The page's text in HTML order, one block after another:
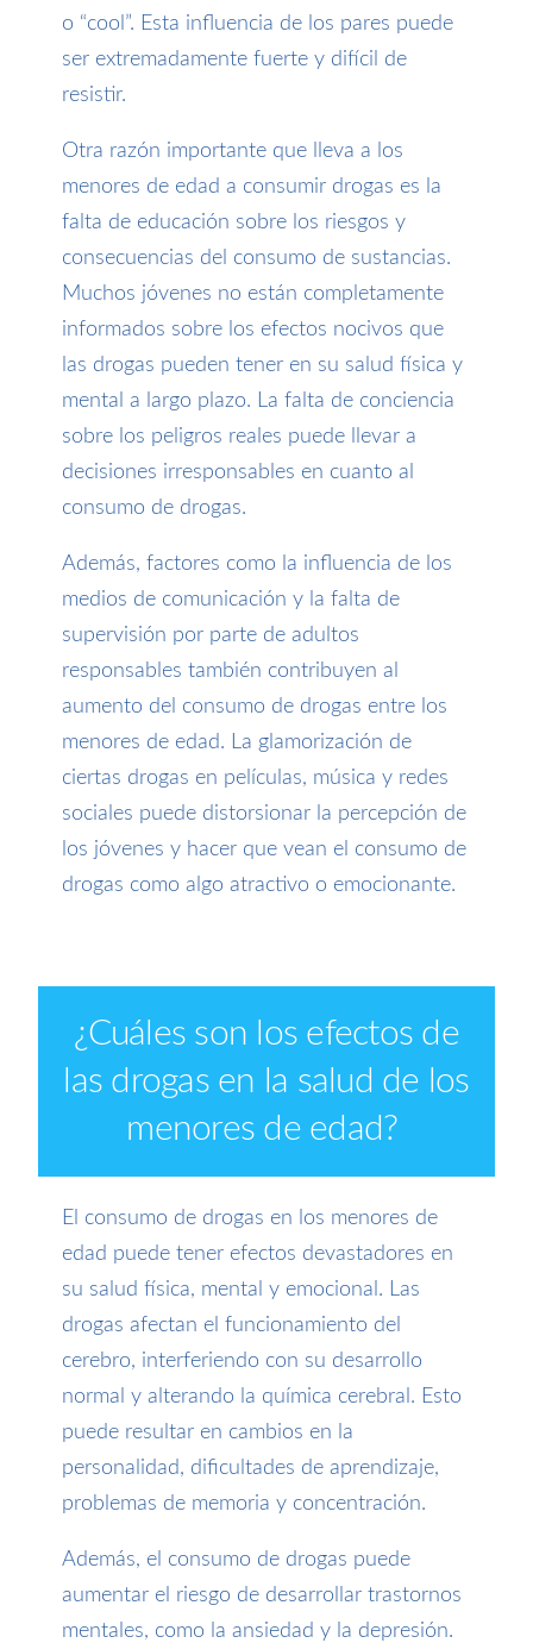
o “cool”. Esta influencia de los pares puede
ser extremadamente fuerte y difícil de
resistir.
Otra razón importante que lleva a los
menores de edad a consumir drogas es la
falta de educación sobre los riesgos y
consecuencias del consumo de sustancias.
Muchos jóvenes no están completamente
informados sobre los efectos nocivos que
las drogas pueden tener en su salud física y
mental a largo plazo. La falta de conciencia
sobre los peligros reales puede llevar a
decisiones irresponsables en cuanto al
consumo de drogas.
Además, factores como la influencia de los
medios de comunicación y la falta de
supervisión por parte de adultos
responsables también contribuyen al
aumento del consumo de drogas entre los
menores de edad. La glamorización de
ciertas drogas en películas, música y redes
sociales puede distorsionar la percepción de
los jóvenes y hacer que vean el consumo de
drogas como algo atractivo o emocionante.
¿Cuáles son los efectos de
las drogas en la salud de los
menores de edad?
El consumo de drogas en los menores de
edad puede tener efectos devastadores en
su salud física, mental y emocional. Las
drogas afectan el funcionamiento del
cerebro, interferiendo con su desarrollo
normal y alterando la química cerebral. Esto
puede resultar en cambios en la
personalidad, dificultades de aprendizaje,
problemas de memoria y concentración.
Además, el consumo de drogas puede
aumentar el riesgo de desarrollar trastornos
mentales, como la ansiedad y la depresión.